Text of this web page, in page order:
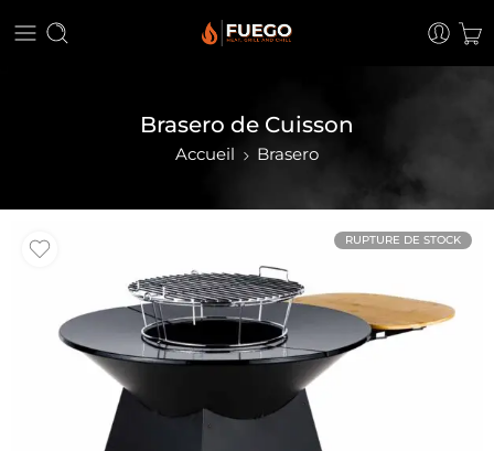
Brasero de Cuisson
Accueil Brasero
RUPTURE DE STOCK